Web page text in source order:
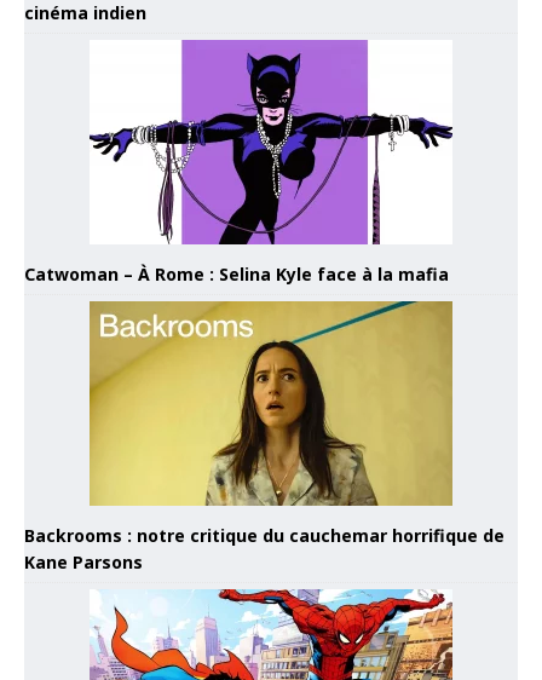
cinéma indien
Catwoman – À Rome : Selina Kyle face à la mafia
Backrooms : notre critique du cauchemar horrifique de
Kane Parsons